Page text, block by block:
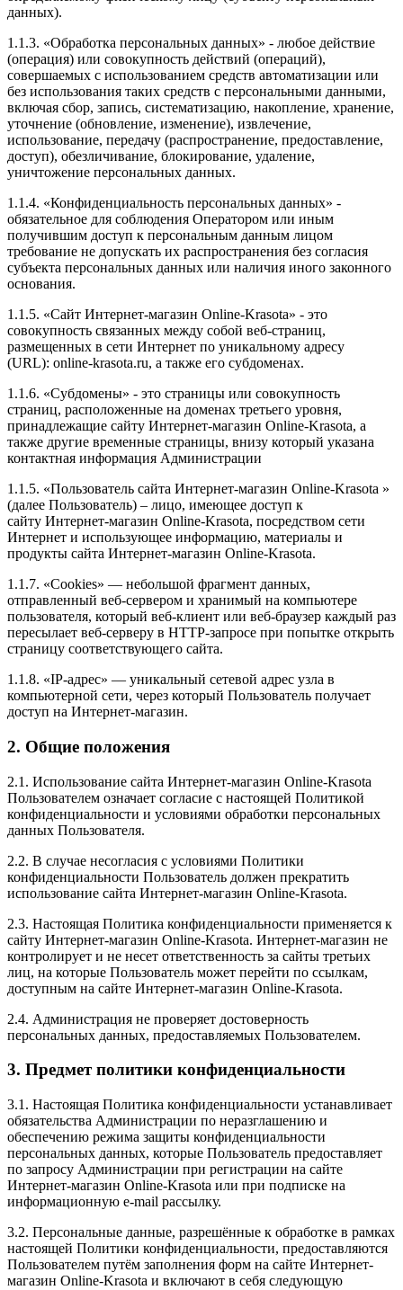
данных).
1.1.3. «Обработка персональных данных» - любое действие
(операция) или совокупность действий (операций),
совершаемых с использованием средств автоматизации или
без использования таких средств с персональными данными,
включая сбор, запись, систематизацию, накопление, хранение,
уточнение (обновление, изменение), извлечение,
использование, передачу (распространение, предоставление,
доступ), обезличивание, блокирование, удаление,
уничтожение персональных данных.
1.1.4. «Конфиденциальность персональных данных» -
обязательное для соблюдения Оператором или иным
получившим доступ к персональным данным лицом
требование не допускать их распространения без согласия
субъекта персональных данных или наличия иного законного
основания.
1.1.5. «Сайт Интернет-магазин Online-Krasota» - это
совокупность связанных между собой веб-страниц,
размещенных в сети Интернет по уникальному адресу
(URL): online-krasota.ru, а также его субдоменах.
1.1.6. «Субдомены» - это страницы или совокупность
страниц, расположенные на доменах третьего уровня,
принадлежащие сайту Интернет-магазин Online-Krasota, а
также другие временные страницы, внизу который указана
контактная информация Администрации
1.1.5. «Пользователь сайта Интернет-магазин Online-Krasota »
(далее Пользователь) – лицо, имеющее доступ к
сайту Интернет-магазин Online-Krasota, посредством сети
Интернет и использующее информацию, материалы и
продукты сайта Интернет-магазин Online-Krasota.
1.1.7. «Cookies» — небольшой фрагмент данных,
отправленный веб-сервером и хранимый на компьютере
пользователя, который веб-клиент или веб-браузер каждый раз
пересылает веб-серверу в HTTP-запросе при попытке открыть
страницу соответствующего сайта.
1.1.8. «IP-адрес» — уникальный сетевой адрес узла в
компьютерной сети, через который Пользователь получает
доступ на Интернет-магазин.
2. Общие положения
2.1. Использование сайта Интернет-магазин Online-Krasota
Пользователем означает согласие с настоящей Политикой
конфиденциальности и условиями обработки персональных
данных Пользователя.
2.2. В случае несогласия с условиями Политики
конфиденциальности Пользователь должен прекратить
использование сайта Интернет-магазин Online-Krasota.
2.3. Настоящая Политика конфиденциальности применяется к
сайту Интернет-магазин Online-Krasota. Интернет-магазин не
контролирует и не несет ответственность за сайты третьих
лиц, на которые Пользователь может перейти по ссылкам,
доступным на сайте Интернет-магазин Online-Krasota.
2.4. Администрация не проверяет достоверность
персональных данных, предоставляемых Пользователем.
3. Предмет политики конфиденциальности
3.1. Настоящая Политика конфиденциальности устанавливает
обязательства Администрации по неразглашению и
обеспечению режима защиты конфиденциальности
персональных данных, которые Пользователь предоставляет
по запросу Администрации при регистрации на сайте
Интернет-магазин Online-Krasota или при подписке на
информационную e-mail рассылку.
3.2. Персональные данные, разрешённые к обработке в рамках
настоящей Политики конфиденциальности, предоставляются
Пользователем путём заполнения форм на сайте Интернет-
магазин Online-Krasota и включают в себя следующую